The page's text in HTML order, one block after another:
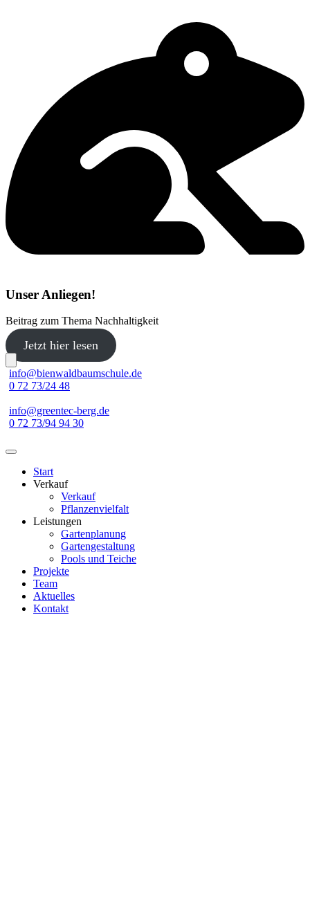
Unser Anliegen!
Beitrag zum Thema Nachhaltigkeit
Jetzt hier lesen
Skip
to
info@bienwaldbaumschule.de
0 72 73/24 48
info@greentec-berg.de
0 72 73/94 94 30
Start
Verkauf
Verkauf
Pflanzenvielfalt
Leistungen
Gartenplanung
Gartengestaltung
Pools und Teiche
Projekte
Team
Aktuelles
Kontakt